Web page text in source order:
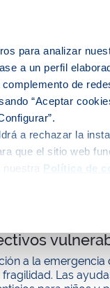
para analizar
a un perfil
de
“Aceptar
a rechazar la
que el sitio web
Política de
Personas
a la
Las